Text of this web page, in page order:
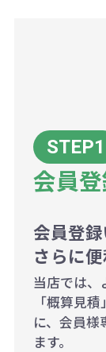
当
り
会員
会員登
さらに
当店では、
「概算見
に、会員様
ます。